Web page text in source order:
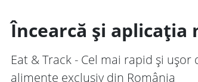
Încearcă și aplicația
Eat & Track - Cel mai rapid și
alimente exclusiv din România